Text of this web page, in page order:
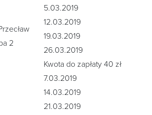
2
5.03.2019
12.03.2019
19.03.2019
26.03.2019
Kwota do zapłaty 40 zł
7.03.2019
14.03.2019
21.03.2019